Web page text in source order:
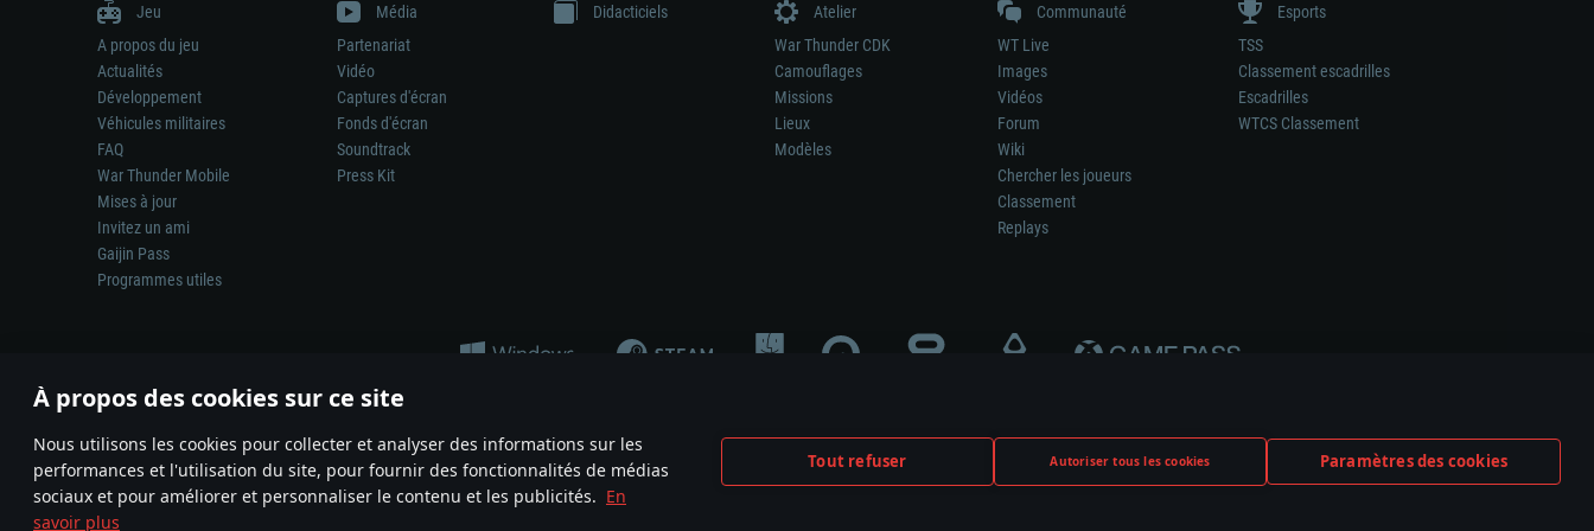
À propos des cookies sur ce site
Nous utilisons les cookies pour collecter et analyser des informations sur les
performances et l'utilisation du site, pour fournir des fonctionnalités de médias
sociaux et pour améliorer et personnaliser le contenu et les publicités. En
savoir plus
Tout refuser Autoriser tous les cookies Paramètres des cookies
Jeu
A propos du jeu
Actualités
Développement
Véhicules militaires
FAQ
War Thunder Mobile
Mises à jour
Invitez un ami
Gaijin Pass
Programmes utiles
Média
Partenariat
Vidéo
Captures d'écran
Fonds d'écran
Soundtrack
Press Kit
Didacticiels
Atelier
War Thunder CDK
Camouflages
Missions
Lieux
Modèles
Communauté
WT Live
Images
Vidéos
Forum
Wiki
Chercher les joueurs
Classement
Replays
Esports
TSS
Classement escadrilles
Escadrilles
WTCS Classement
La représentation d’une arme ou d’un véhicule réel dans ce jeu ne signifie pas la participation au développement du jeu, le sponsoring ou à l’approbation de tout fabricant d’armes ou de véhicule.
© 2011—2026 Gaijin Games Kft. All trademarks, logos and brand names are the property of their respective owners.
Termes et conditions